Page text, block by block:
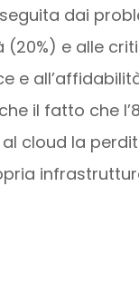
dai
(20%) e alle
e
il fatto che
cloud la